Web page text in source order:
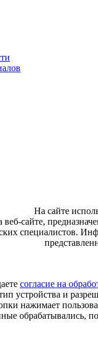
На сайте
сайте,
специалистов.
согласие на
устройства и
нажимает
обрабатывались,